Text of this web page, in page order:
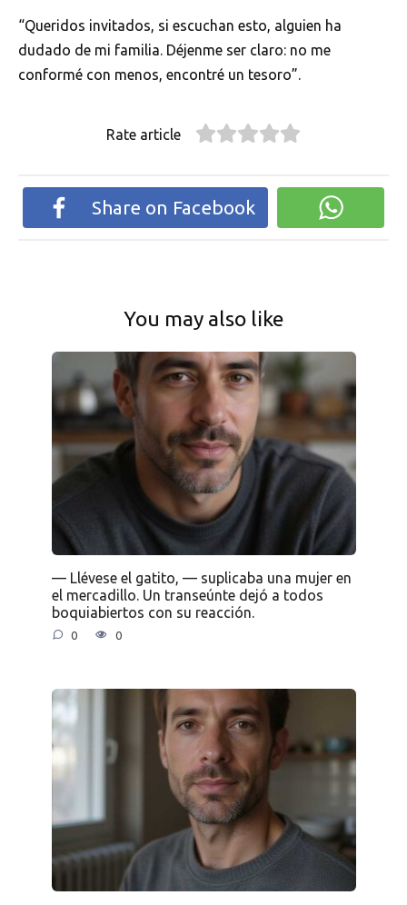
“Queridos invitados, si escuchan esto, alguien ha
dudado de mi familia. Déjenme ser claro: no me
conformé con menos, encontré un tesoro”.
Rate article
Share on Facebook
You may also like
— Llévese el gatito, — suplicaba una mujer en
el mercadillo. Un transeúnte dejó a todos
boquiabiertos con su reacción.
0 0